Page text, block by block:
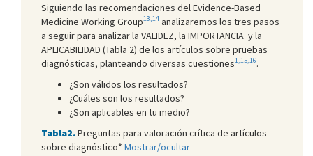
Siguiendo las recomendaciones del Evidence-Based
Medicine Working Group13,14 analizaremos los tres pasos
a seguir para analizar la VALIDEZ, la IMPORTANCIA y la
APLICABILIDAD (Tabla 2) de los artículos sobre pruebas
diagnósticas, planteando diversas cuestiones1,15,16.
¿Son válidos los resultados?
¿Cuáles son los resultados?
¿Son aplicables en tu medio?
Tabla2.Preguntas para valoración crítica de artículos
sobre diagnóstico* Mostrar/ocultar